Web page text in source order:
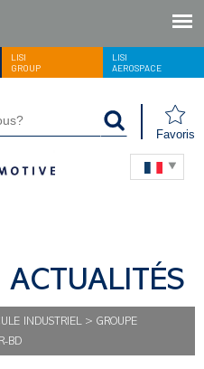
LISI
GROUP
LISI
AEROSPACE
Favoris
ACTUALITÉS
INDUSTRIEL> GROUPE
BD